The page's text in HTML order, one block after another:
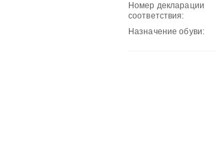
Номер декларации
соответствия:
Назначение обуви: